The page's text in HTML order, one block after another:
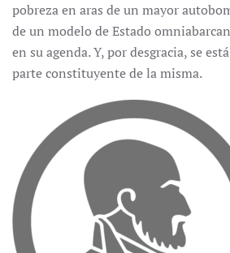
pobreza en aras de un mayor
de un modelo de Estado
en su agenda. Y, por desgracia, se
parte constituyente de la misma.